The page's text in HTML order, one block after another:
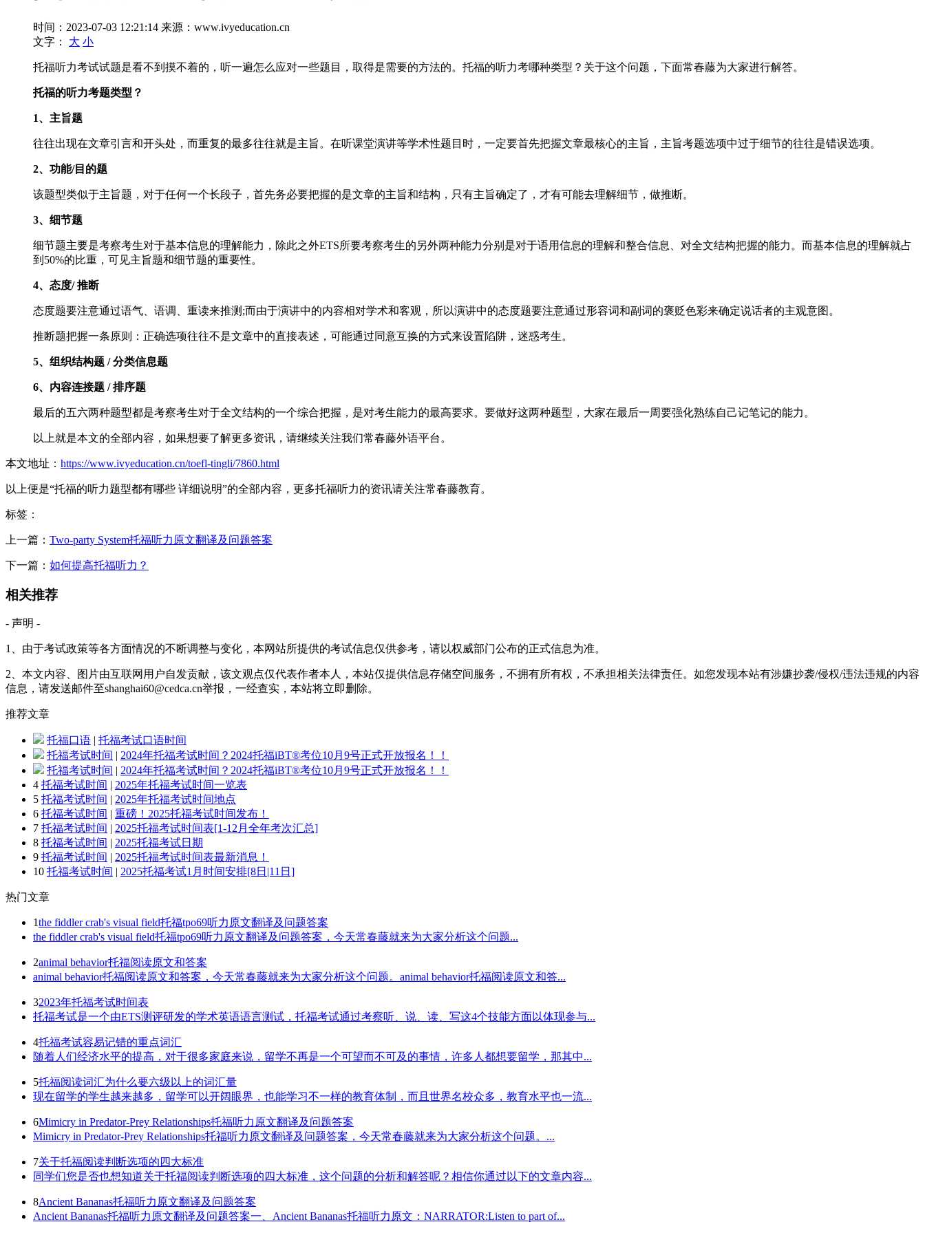
时间：2023-07-03 12:21:14 来源：www.ivyeducation.cn
文字：
大 小
托福听力考试试题是看不到摸不着的，听一遍怎么应对一些题目，取得是需要的方法的。托福的听力考哪种类型？关于这个问题，下面常春藤为大家进行解答。
托福的听力考题类型？
1、主旨题
往往出现在文章引言和开头处，而重复的最多往往就是主旨。在听课堂演讲等学术性题目时，一定要首先把握文章最核心的主旨，主旨考题选项中过于细节的往往是错误选项。
2、功能/目的题
该题型类似于主旨题，对于任何一个长段子，首先务必要把握的是文章的主旨和结构，只有主旨确定了，才有可能去理解细节，做推断。
3、细节题
细节题主要是考察考生对于基本信息的理解能力，除此之外ETS所要考察考生的另外两种能力分别是对于语用信息的理解和整合信息、对全文结构把握的能力。而基本信息的理解就占
到50%的比重，可见主旨题和细节题的重要性。
4、态度/ 推断
态度题要注意通过语气、语调、重读来推测;而由于演讲中的内容相对学术和客观，所以演讲中的态度题要注意通过形容词和副词的褒贬色彩来确定说话者的主观意图。
推断题把握一条原则：正确选项往往不是文章中的直接表述，可能通过同意互换的方式来设置陷阱，迷惑考生。
5、组织结构题 / 分类信息题
6、内容连接题 / 排序题
最后的五六两种题型都是考察考生对于全文结构的一个综合把握，是对考生能力的最高要求。要做好这两种题型，大家在最后一周要强化熟练自己记笔记的能力。
以上就是本文的全部内容，如果想要了解更多资讯，请继续关注我们常春藤外语平台。
本文地址： https://www.ivyeducation.cn/toefl-tingli/7860.html
以上便是“托福的听力题型都有哪些 详细说明”的全部内容，更多托福听力的资讯请关注常春藤教育。
标签：
上一篇： Two-party System托福听力原文翻译及问题答案
下一篇： 如何提高托福听力？
相关推荐
- 声明 -
1、由于考试政策等各方面情况的不断调整与变化，本网站所提供的考试信息仅供参考，请以权威部门公布的正式信息为准。
2、本文内容、图片由互联网用户自发贡献，该文观点仅代表作者本人，本站仅提供信息存储空间服务，不拥有所有权，不承担相关法律责任。如您发现本站有涉嫌抄袭/侵权/违法违规的内容
信息，请发送邮件至shanghai60@cedca.cn举报，一经查实，本站将立即删除。
推荐文章
托福口语 | 托福考试口语时间
托福考试时间 | 2024年托福考试时间？2024托福iBT®考位10月9号正式开放报名！！
托福考试时间 | 2024年托福考试时间？2024托福iBT®考位10月9号正式开放报名！！
4 托福考试时间 | 2025年托福考试时间一览表
5 托福考试时间 | 2025年托福考试时间地点
6 托福考试时间 | 重磅！2025托福考试时间发布！
7 托福考试时间 | 2025托福考试时间表[1-12月全年考次汇总]
8 托福考试时间 | 2025托福考试日期
9 托福考试时间 | 2025托福考试时间表最新消息！
10 托福考试时间 | 2025托福考试1月时间安排[8日|11日]
热门文章
1the fiddler crab's visual field托福tpo69听力原文翻译及问题答案
the fiddler crab's visual field托福tpo69听力原文翻译及问题答案，今天常春藤就来为大家分析这个问题...
2animal behavior托福阅读原文和答案
animal behavior托福阅读原文和答案，今天常春藤就来为大家分析这个问题。animal behavior托福阅读原文和答...
32023年托福考试时间表
托福考试是一个由ETS测评研发的学术英语语言测试，托福考试通过考察听、说、读、写这4个技能方面以体现参与...
4托福考试容易记错的重点词汇
随着人们经济水平的提高，对于很多家庭来说，留学不再是一个可望而不可及的事情，许多人都想要留学，那其中...
5托福阅读词汇为什么要六级以上的词汇量
现在留学的学生越来越多，留学可以开阔眼界，也能学习不一样的教育体制，而且世界名校众多，教育水平也一流...
6Mimicry in Predator-Prey Relationships托福听力原文翻译及问题答案
Mimicry in Predator-Prey Relationships托福听力原文翻译及问题答案，今天常春藤就来为大家分析这个问题。...
7关于托福阅读判断选项的四大标准
同学们您是否也想知道关于托福阅读判断选项的四大标准，这个问题的分析和解答呢？相信你通过以下的文章内容...
8Ancient Bananas托福听力原文翻译及问题答案
Ancient Bananas托福听力原文翻译及问题答案一、Ancient Bananas托福听力原文：NARRATOR:Listen to part of...